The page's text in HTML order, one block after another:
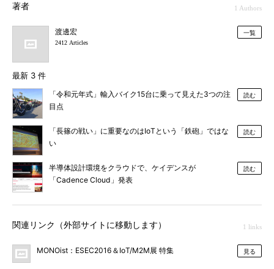
著者 1 Authors
渡邊宏
2412 Articles
一覧
最新 3 件
「令和元年式」輸入バイク15台に乗って見えた3つの注
目点
読む
「長篠の戦い」に重要なのはIoTという「鉄砲」ではな
い
読む
半導体設計環境をクラウドで、ケイデンスが
「Cadence Cloud」発表
読む
関連リンク（外部サイトに移動します） 1 links
MONOist：ESEC2016＆IoT/M2M展 特集 見る